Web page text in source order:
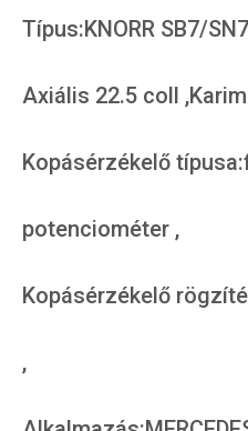
Típus:KNORR SB7/
Axiális 22.5 coll
Kopásérzékelő
potenciométer ,
Kopásérzékelő
,